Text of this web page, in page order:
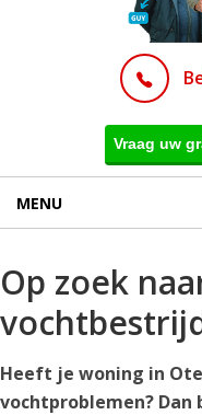
Vraag uw
MENU
Op zoek
Heeft je woning in
vochtproblemen?